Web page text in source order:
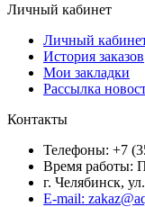
Личный кабинет
Личный
История заказов
Мои закладки
Рассылка
Контакты
Телефоны: +7
Время работы:
г. Челябинск,
E-mail: